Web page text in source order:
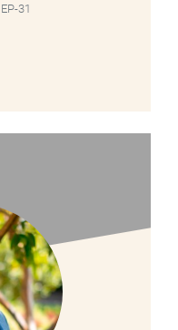
31